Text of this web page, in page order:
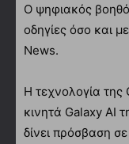
Ο ψηφιακός
οδηγίες όσο και
News.
Η τεχνολογία της
κινητά Galaxy AI
δίνει πρόσβαση